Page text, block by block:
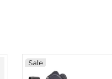
Sale